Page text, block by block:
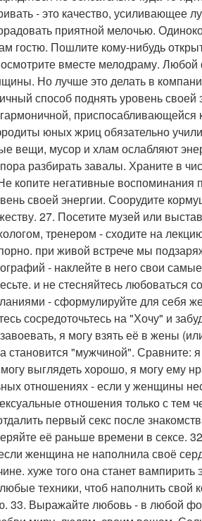
- это качество, усиливающее
приятной мелочью.
гостю. Пошлите кому-нибудь
вместе мелодраму.
Но лучше это делать в
способ поднять уровень своей
приспосабливающейся
юных жриц обязательно
вещи, мусор и хлам ослабляют
разбирать завалы. Храните в
копите негативные
своей энергии. Соорудите
27. Посетите музей или
тренером - сходите на
при живой встрече мы
- наклейте в него свои
и не стесняйтесь любоваться
- сформулируйте для себя
сосредоточьтесь на "Хочу" и
я могу взять её в жены
становится "мужчиной". Сравните:
выглядеть хорошо, я могу ему
отношениях - если у женщины
отношения только с тем
первый секс после
её раньше времени в сексе.
женщина не наполнила своё
хуже того она станет
любые техники, чтоб наполнить
33. Выражайте любовь - в любой